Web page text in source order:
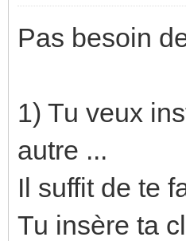
Pas besoin
1) Tu veux
autre ...
Il suffit de te
Tu insère ta